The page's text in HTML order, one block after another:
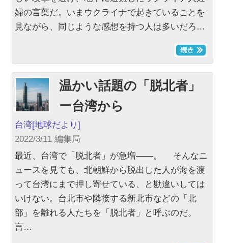
婦の言葉だ。いまウクライナで起きていることを
見ながら、同じような感想を持つ人は多いだろ…
温かい話題の「脱北者」
ー台湾から
台湾[地球だより]
2022/3/11 編集局
最近、台湾で「脱北者」が急増――。 そんなニ
ュースを見ても、北朝鮮から脱出した人が海を渡
って台湾にまで押し寄せている、と勘違いしては
いけない。台北市や隣接する新北市などの「北
部」を離れる人たちを「脱北者」と呼ぶのだ。
言…